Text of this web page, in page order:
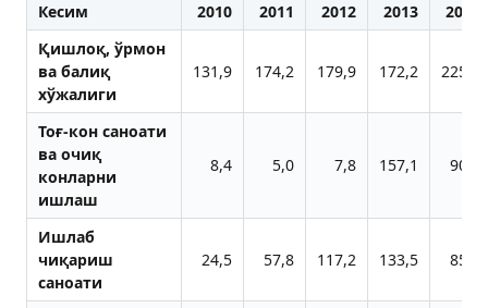
Кесим
2010 2011 2012 2013
2014
Қишлоқ, ўрмон
ва балиқ
хўжалиги
131,9 174,2 179,9 172,2 225,2
Тоғ-кон саноати
ва очиқ
конларни
ишлаш
8,4 5,0 7,8 157,1 90,3
Ишлаб
чиқариш
саноати
24,5 57,8 117,2 133,5 85,1